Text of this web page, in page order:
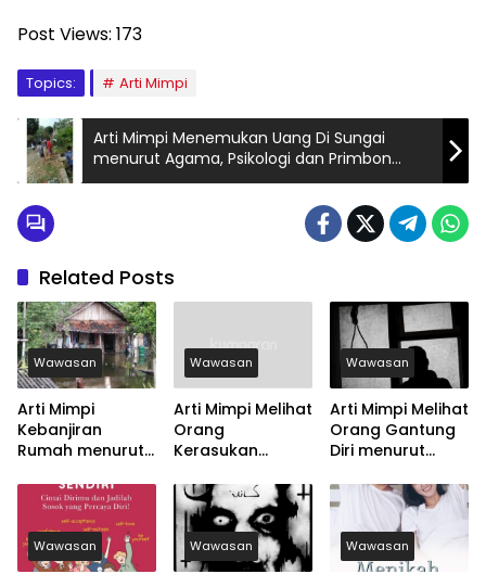
Post Views: 173
Topics: Arti Mimpi
Arti Mimpi Menemukan Uang Di Sungai
menurut Agama, Psikologi dan Primbon
Jawa
Related Posts
Wawasan
Arti Mimpi
Kebanjiran
Rumah menurut
dan Primbon
Jawa
Wawasan
Arti Mimpi Melihat
Orang
Kerasukan
Psikologi dan
Primbon Jawa
Wawasan
Arti Mimpi Melihat
Orang Gantung
Diri menurut
dan Primbon
Jawa
Wawasan Wawasan Wawasan